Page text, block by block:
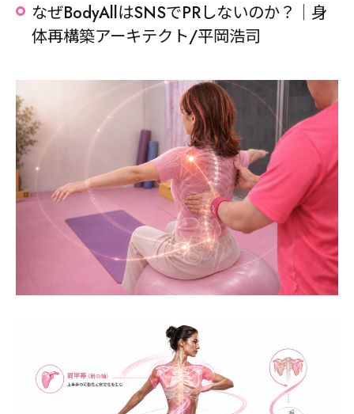
なぜBodyAllはSNSでPRしないのか？｜身
体再構築アーキテクト/平岡浩司